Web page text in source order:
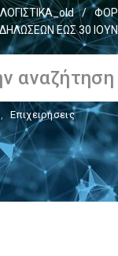
/
ΔΗΛΩΣΕΩΝ ΕΩΣ 30
, Επιχειρήσεις